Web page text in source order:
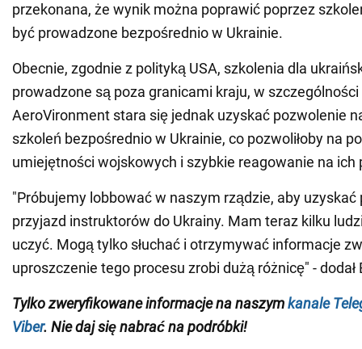
przekonana, że wynik można poprawić poprzez
być prowadzone bezpośrednio w Ukrainie.
Obecnie, zgodnie z polityką USA, szkolenia dla
prowadzone są poza granicami kraju, w
AeroVironment stara się jednak uzyskać pozwolenie
szkoleń bezpośrednio w Ukrainie, co pozwoliłoby na
umiejętności wojskowych i szybkie reagowanie na ich
"Próbujemy lobbować w naszym rządzie, aby uzyskać
przyjazd instruktorów do Ukrainy. Mam teraz kilku
uczyć. Mogą tylko słuchać i otrzymywać informacje
uproszczenie tego procesu zrobi dużą różnicę" - dodał
Tylko zweryfikowane informacje na naszymkanale
Viber. Nie daj się nabrać na podróbki!